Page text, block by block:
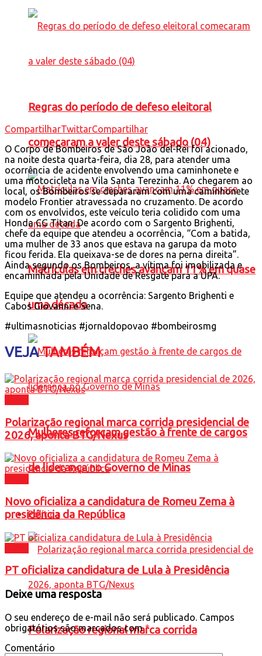
Regras do período de defeso eleitoral
comecaram a valer deste sábado (04)
Matrículas em creches avançam 11% em quase
uma década
Mulheres reforçam gestão à frente de cargos
de liderança no Governo de Minas
Política
Polarização regional marca corrida
CompartilharTwittarCompartilhar
O Corpo de Bombeiros de São João del-Rei foi acionado,
na noite desta quarta-feira, dia 28, para atender uma
ocorrência de acidente envolvendo uma caminhonete e
uma motocicleta na Vila Santa Terezinha. Ao chegarem ao
local, os Bombeiros se depararam com uma caminhonete
modelo Frontier atravessada no cruzamento. De acordo
com os envolvidos, este veículo teria colidido com uma
Honda CG Titan. De acordo com o Sargento Brighenti,
chefe da equipe que atendeu a ocorrência, “Com a batida,
uma mulher de 33 anos que estava na garupa da moto
ficou ferida. Ela queixava-se de dores na perna direita”.
Ainda segundo os Bombeiros, a vítima foi imobilizada e
encaminhada pela Unidade de Resgate para a UPA.
Equipe que atendeu a ocorrência: Sargento Brighenti e
Cabos Giovanni e Sena.
#ultimasnoticias #jornaldopovao #bombeirosmg
VEJATAMBÉM
Polarização regional marca corrida presidencial de
2026, aponta BTG/Nexus
Novo oficializa a candidatura de Romeu Zema à
presidência da República
PT oficializa candidatura de Lula à Presidência
Deixe uma resposta
O seu endereço de e-mail não será publicado. Campos
obrigatórios são marcados com*
Comentário